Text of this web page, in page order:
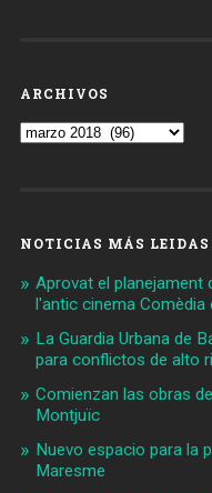
ARCHIVOS
Archivos
NOTICIAS MÁS LEIDAS
Aprovat el planejament
l'antic cinema Comèdia
La Guardia Urbana de
para conflictos de alto
Comienzan las obras
Montjuïc
Nuevo espacio para la
Maresme